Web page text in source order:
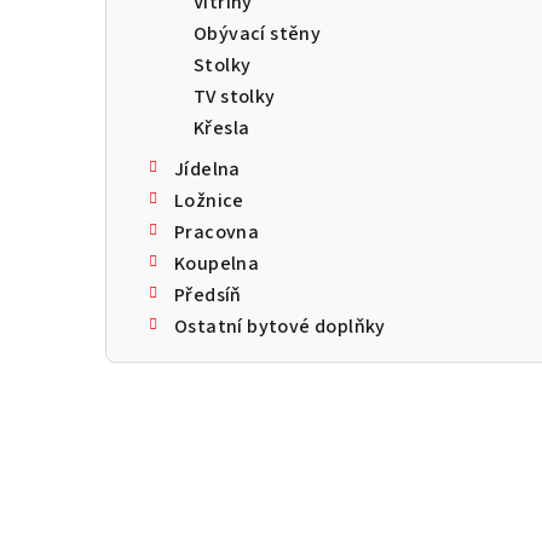
Obývací stěny
Stolky
TV stolky
Křesla
Jídelna
Ložnice
Pracovna
Koupelna
Předsíň
Ostatní bytové doplňky